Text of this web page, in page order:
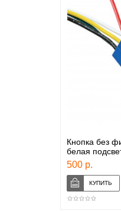
Кнопка без
белая
500 р.